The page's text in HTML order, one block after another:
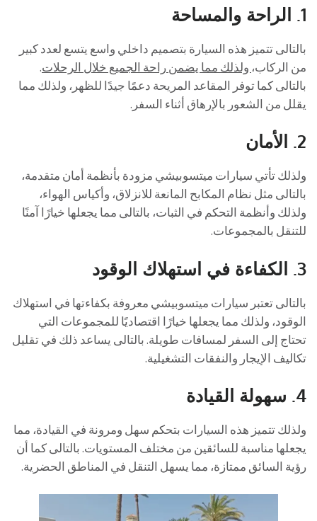
1. الراحة والمساحة
بالتالى تتميز هذه السيارة بتصميم داخلي واسع يتسع لعدد كبير
من الركاب، ولذلك مما يضمن راحة الجميع خلال الرحلات.
بالتالى كما توفر المقاعد المريحة دعمًا جيدًا للظهر، ولذلك مما
يقلل من الشعور بالإرهاق أثناء السفر.
2. الأمان
ولذلك تأتي سيارات ميتسوبيشي مزودة بأنظمة أمان متقدمة،
بالتالى مثل نظام المكابح المانعة للانزلاق، وأكياس الهواء،
ولذلك وأنظمة التحكم في الثبات، بالتالى مما يجعلها خيارًا آمنًا
للتنقل بالمجموعات.
3. الكفاءة في استهلاك الوقود
بالتالى تعتبر سيارات ميتسوبيشي معروفة بكفاءتها في استهلاك
الوقود، ولذلك مما يجعلها خيارًا اقتصاديًا للمجموعات التي
تحتاج إلى السفر لمسافات طويلة. بالتالى يساعد ذلك في تقليل
تكاليف الإيجار والنفقات التشغيلية.
4. سهولة القيادة
ولذلك تتميز هذه السيارات بتحكم سهل ومرونة في القيادة، مما
يجعلها مناسبة للسائقين من مختلف المستويات. بالتالى كما أن
رؤية السائق ممتازة، مما يسهل التنقل في المناطق الحضرية.